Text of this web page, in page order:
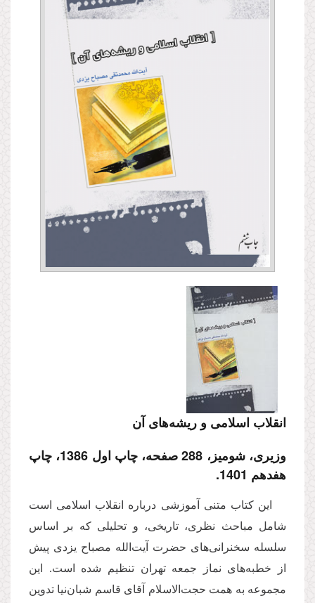
انقلاب اسلامی و ریشه‌های آن
وزیرى، شومیز، 288 صفحه، چاپ اول 1386، چاپ
هفدهم 1401.
این كتاب متنی آموزشی درباره انقلاب اسلامی است
شامل مباحث نظری، تاریخی، و تحلیلی كه بر اساس
سلسله سخنرانی‌های حضرت آیت‌الله مصباح یزدی پیش
از خطبه‌های نماز جمعه تهران تنظیم شده است. این
مجموعه به همت حجت‌الاسلام آقای قاسم شبان‌نیا تدوین